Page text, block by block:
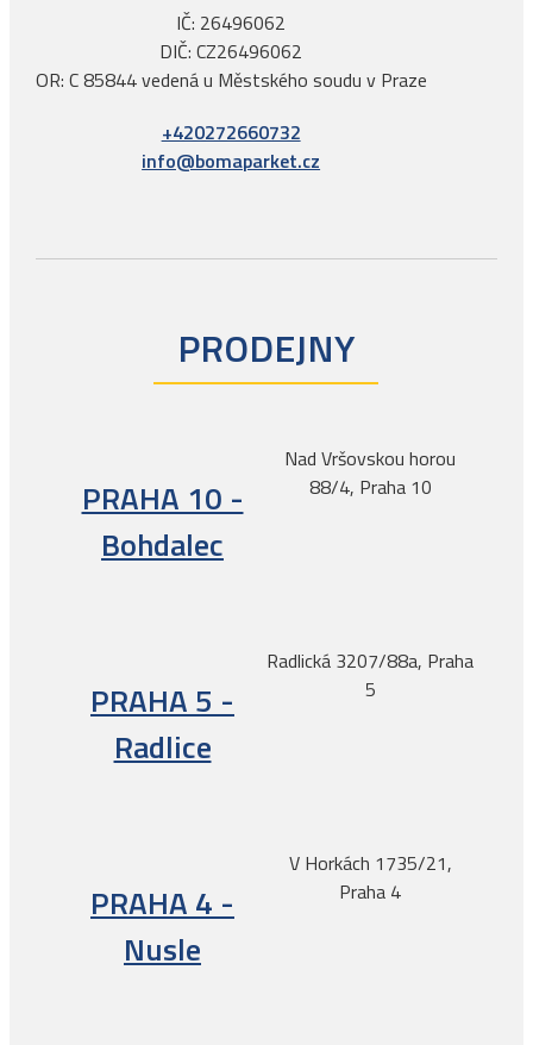
IČ: 26496062
DIČ: CZ26496062
OR: C 85844 vedená u Městského soudu v Praze
+420272660732
info@bomaparket.cz
PRODEJNY
PRAHA 10 -
Bohdalec
Nad Vršovskou horou
88/4, Praha 10
PRAHA 5 -
Radlice
Radlická 3207/88a, Praha
5
PRAHA 4 -
Nusle
V Horkách 1735/21,
Praha 4